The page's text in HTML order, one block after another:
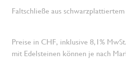
Faltschließe aus schwarzplattiertem
Preise in CHF, inklusive 8,1%
mit Edelsteinen können je nach